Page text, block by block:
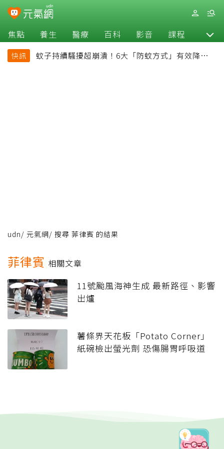
焦點 養生 醫療 百科 影音 課程 退休
快訊
蚊子持續騷擾超崩潰！6大「防蚊方式」有效降低被
udn/ 元氣網/ 搜尋 菲律賓 的結果
菲律賓 相關文章
11號颱風海神生成 最新路徑、影響
出爐
薯條界天花板「Potato Corner」
紙碗檢出螢光劑 恐傷腸胃呼吸道